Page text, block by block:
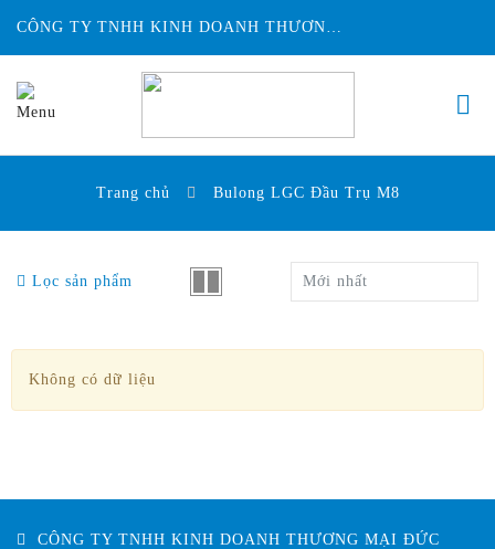
CÔNG TY TNHH KINH DOANH THƯƠNG MẠI ĐỨC HUY INTECH
Trang chủ Bulong LGC Đầu Trụ M8
Lọc sản phẩm Mới nhất
Không có dữ liệu
CÔNG TY TNHH KINH DOANH THƯƠNG MẠI ĐỨC